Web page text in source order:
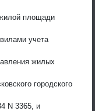
площади
учета
жилых
городского
N 3365, и